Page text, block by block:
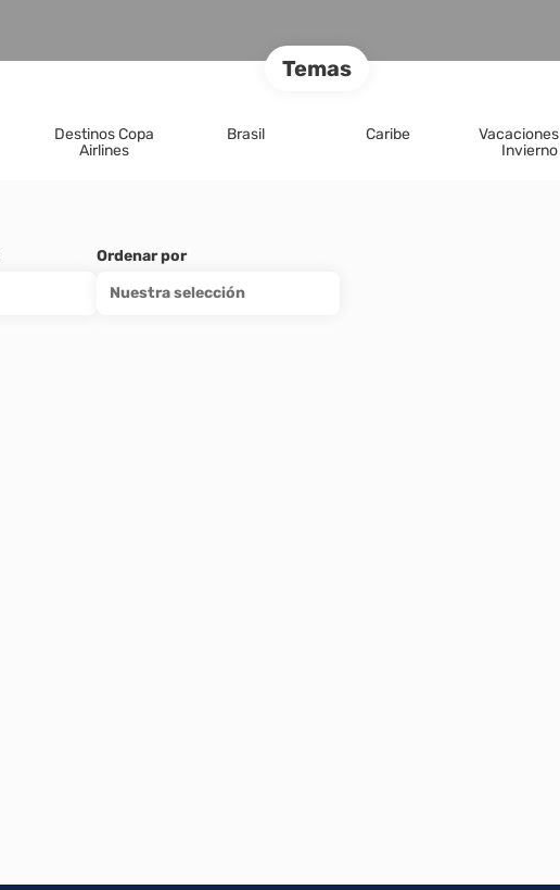
Temas
Destinos Copa
Airlines
Brasil Caribe
Invierno
Ordenar por
Nuestra selección